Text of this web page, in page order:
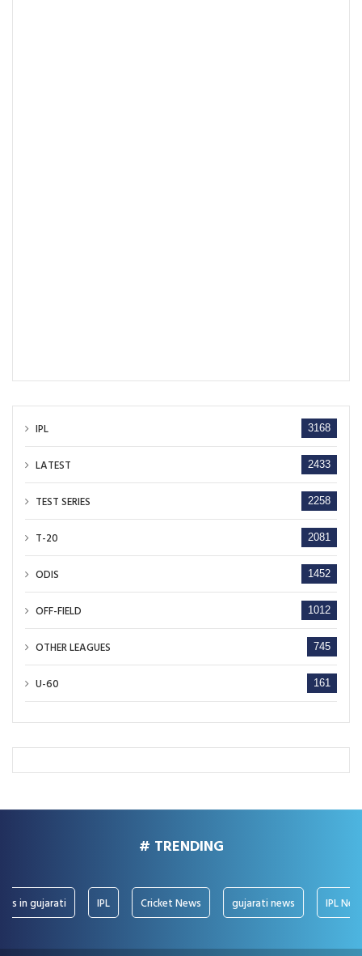
IPL 3168
LATEST 2433
TEST SERIES 2258
T-20 2081
ODIS 1452
OFF-FIELD 1012
OTHER LEAGUES 745
U-60 161
# TRENDING
gujarati Cricket News gujarati news IPL News